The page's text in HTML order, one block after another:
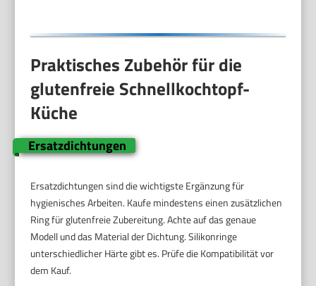
Praktisches Zubehör für die
glutenfreie Schnellkochtopf-
Küche
Ersatzdichtungen
Ersatzdichtungen sind die wichtigste Ergänzung für
hygienisches Arbeiten. Kaufe mindestens einen zusätzlichen
Ring für glutenfreie Zubereitung. Achte auf das genaue
Modell und das Material der Dichtung. Silikonringe
unterschiedlicher Härte gibt es. Prüfe die Kompatibilität vor
dem Kauf.